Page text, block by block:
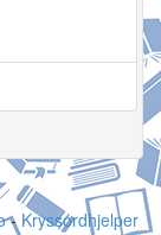
- Kryssordhjelper